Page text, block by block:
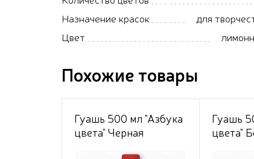
Назначение красок
для
Цвет
Похожие товары
Гуашь 500 мл "Азбука
цвета" Черная
Гуашь
цвета"